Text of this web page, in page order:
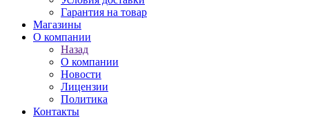
Гарантия на товар
Магазины
О компании
Назад
О компании
Новости
Лицензии
Политика
Контакты